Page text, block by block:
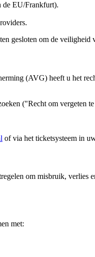
de EU/Frankfurt).
gesloten om de
(AVG) heeft u het
("Recht om vergeten
of via het ticketsysteem in
om misbruik,
met: